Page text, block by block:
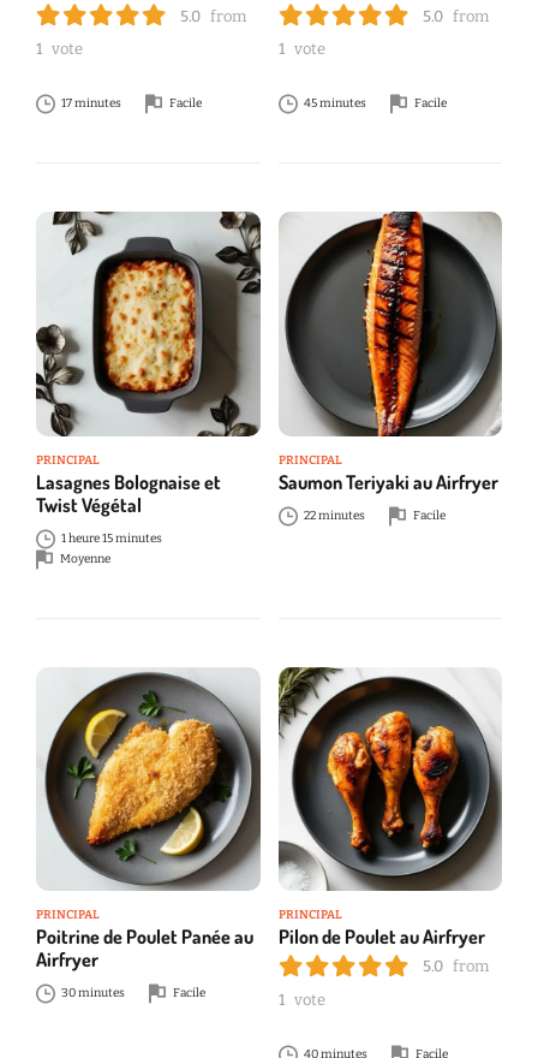
5.0 from
1 vote
17 minutes Facile
5.0 from
1 vote
45 minutes Facile
PRINCIPAL
Lasagnes Bolognaise et
Twist Végétal
1 heure 15 minutes
Moyenne
PRINCIPAL
Saumon Teriyaki au Airfryer
22 minutes Facile
PRINCIPAL
Poitrine de Poulet Panée au
Airfryer
30 minutes Facile
PRINCIPAL
Pilon de Poulet au Airfryer
5.0 from
1 vote
40 minutes Facile